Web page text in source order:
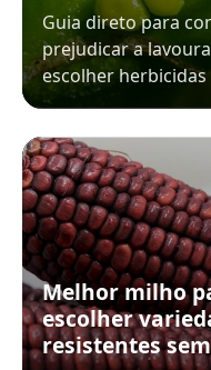
Guia direto para
prejudicar a
escolher
Melhor milho
escolher
resistentes